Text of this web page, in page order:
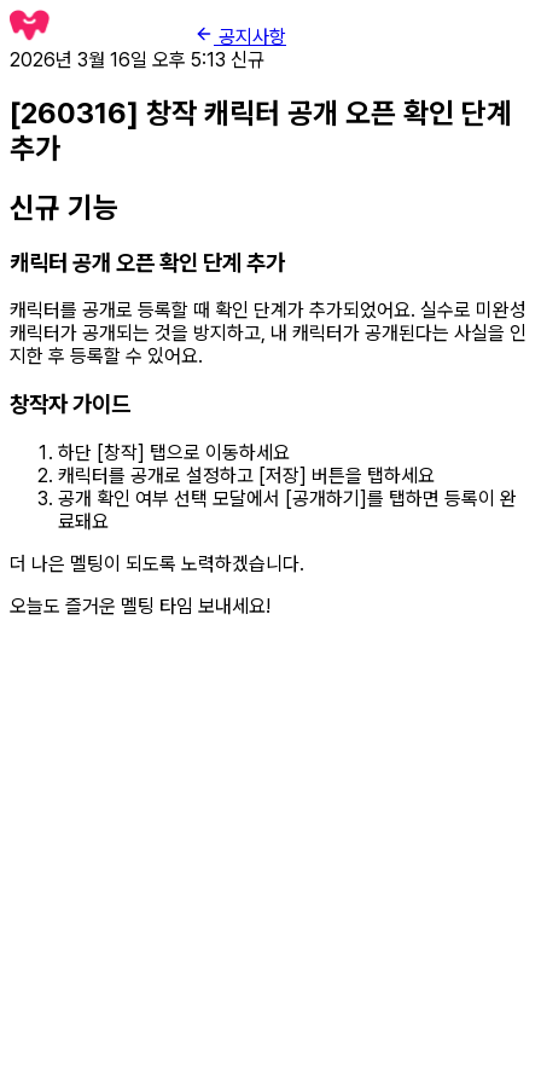
공지사항
2026년 3월 16일 오후 5:13 신규
[260316] 창작 캐릭터 공개 오픈 확인 단계
추가
신규 기능
캐릭터 공개 오픈 확인 단계 추가
캐릭터를 공개로 등록할 때 확인 단계가 추가되었어요. 실수로 미완성
캐릭터가 공개되는 것을 방지하고, 내 캐릭터가 공개된다는 사실을 인
지한 후 등록할 수 있어요.
창작자 가이드
하단 [창작] 탭으로 이동하세요
캐릭터를 공개로 설정하고 [저장] 버튼을 탭하세요
공개 확인 여부 선택 모달에서 [공개하기]를 탭하면 등록이 완
료돼요
더 나은 멜팅이 되도록 노력하겠습니다.
오늘도 즐거운 멜팅 타임 보내세요!